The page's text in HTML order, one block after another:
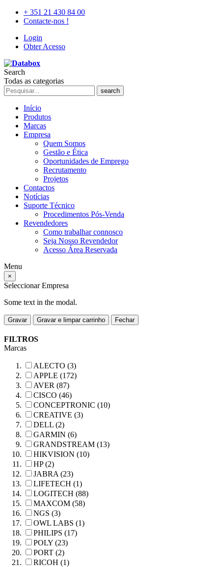
+ 351 21 430 84 00
Contacte-nos !
Login
Obter Acesso
Search
Todas as categorias
search
Início
Produtos
Marcas
Empresa
Quem Somos
Gestão e Ética
Oportunidades de Emprego
Recrutamento
Projetos
Contactos
Notícias
Suporte Técnico
Procedimentos Pós-Venda
Revendedores
Como trabalhar connosco
Seja Nosso Revendedor
Acesso Área Reservada
Menu
×
Seleccionar Empresa
Some text in the modal.
Gravar Gravar e limpar carrinho Fechar
FILTROS
Marcas
ALECTO (3)
APPLE (172)
AVER (87)
CISCO (46)
CONCEPTRONIC (10)
CREATIVE (3)
DELL (2)
GARMIN (6)
GRANDSTREAM (13)
HIKVISION (10)
HP (2)
JABRA (23)
LIFETECH (1)
LOGITECH (88)
MAXCOM (58)
NGS (3)
OWL LABS (1)
PHILIPS (17)
POLY (23)
PORT (2)
RICOH (1)